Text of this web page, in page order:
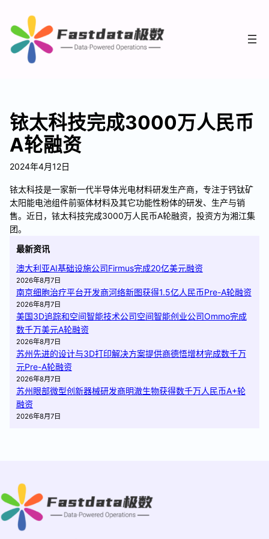
铱太科技完成3000万人民币
A轮融资
2024年4月12日
铱太科技是一家新一代半导体光电材料研发生产商，专注于钙钛矿
太阳能电池组件前驱体材料及其它功能性粉体的研发、生产与销
售。近日，铱太科技完成3000万人民币A轮融资，投资方为湘江集
团。
最新资讯
澳大利亚AI基础设施公司Firmus完成20亿美元融资
2026年8月7日
南京细胞治疗平台开发商河络新图获得1.5亿人民币Pre-A轮融资
2026年8月7日
美国3D追踪和空间智能技术公司空间智能创业公司Ommo完成
数千万美元A轮融资
2026年8月7日
苏州先进的设计与3D打印解决方案提供商德悟增材完成数千万
元Pre-A轮融资
2026年8月7日
苏州眼部微型创新器械研发商明澈生物获得数千万人民币A+轮
融资
2026年8月7日